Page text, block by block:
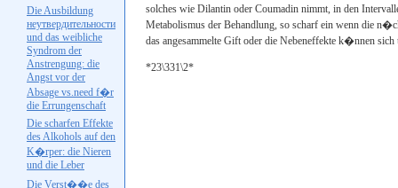
Die Ausbildung
неутвердительности
und das weibliche
Syndrom der
Anstrengung: die
Angst vor der
Absage vs.need f�r
die Errungenschaft
Die scharfen Effekte
des Alkohols auf den
K�rper: die Nieren
und die Leber
Die Verst��e des
solches wie Dilantin oder Coumadin nimmt, in den
Metabolismus der Behandlung, so scharf ein wenn die
das angesammelte Gift oder die Nebeneffekte k�nnen sich
*23\331\2*